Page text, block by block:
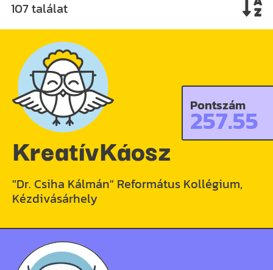
107 találat
KreatívKáosz
"Dr. Csiha Kálmán" Református Kollégium,
Kézdivásárhely
Pontszám
257.55